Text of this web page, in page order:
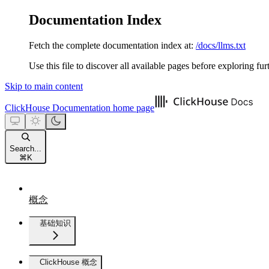
Documentation Index
Fetch the complete documentation index at: /docs/llms.txt
Use this file to discover all available pages before exploring
Skip to main content
ClickHouse Documentation home page
Search...
⌘ K
概念
基础知识
ClickHouse 概念